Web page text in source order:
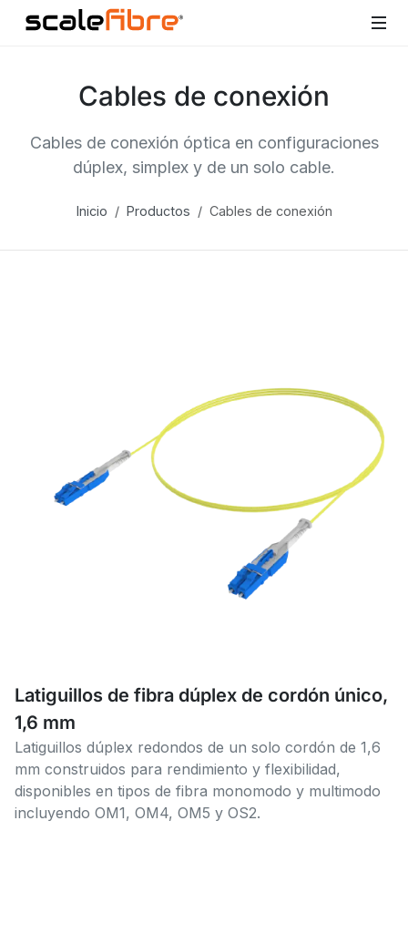
Cables de conexión
Cables de conexión óptica en configuraciones
dúplex, simplex y de un solo cable.
Inicio Productos Cables de conexión
Latiguillos de fibra dúplex de cordón único,
1,6 mm
Latiguillos dúplex redondos de un solo cordón de 1,6
mm construidos para rendimiento y flexibilidad,
disponibles en tipos de fibra monomodo y multimodo
incluyendo OM1, OM4, OM5 y OS2.